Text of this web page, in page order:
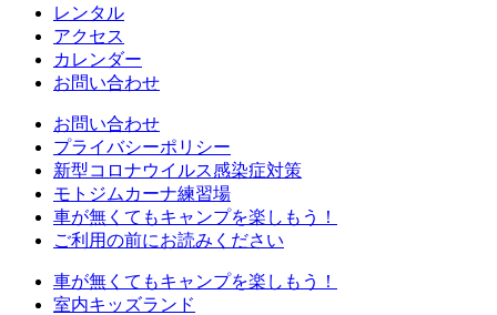
レンタル
アクセス
カレンダー
お問い合わせ
お問い合わせ
プライバシーポリシー
新型コロナウイルス感染症対策
モトジムカーナ練習場
車が無くてもキャンプを楽しもう！
ご利用の前にお読みください
車が無くてもキャンプを楽しもう！
室内キッズランド